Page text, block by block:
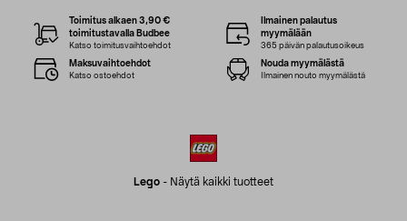
Lego - Näytä kaikki tuotteet
Toimitus alkaen 3,90 €
toimitustavalla Budbee
Katso toimitusvaihtoehdot
Ilmainen palautus
myymälään
365 päivän palautusoikeus
Maksuvaihtoehdot
Katso ostoehdot
Nouda myymälästä
Ilmainen nouto myymälästä